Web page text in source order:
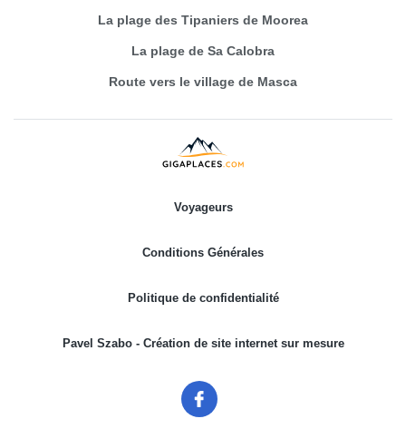
La plage des Tipaniers de Moorea
La plage de Sa Calobra
Route vers le village de Masca
Voyageurs
Conditions Générales
Politique de confidentialité
Pavel Szabo - Création de site internet sur mesure